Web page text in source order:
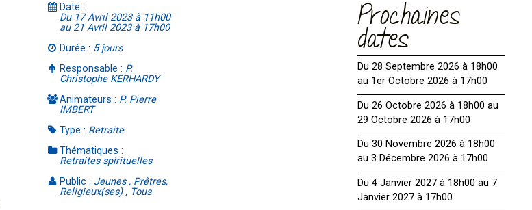
Date :
Du 17 Avril 2023 à 11h00
au 21 Avril 2023 à 17h00
Durée : 5 jours
Responsable : P.
Christophe KERHARDY
Animateurs : P. Pierre
IMBERT
Type : Retraite
Thématiques :
Retraites spirituelles
Public : Jeunes , Prêtres,
Religieux(ses) , Tous
Prochaines
dates
Du 28 Septembre 2026 à 18h00
au 1er Octobre 2026 à 17h00
Du 26 Octobre 2026 à 18h00 au
29 Octobre 2026 à 17h00
Du 30 Novembre 2026 à 18h00
au 3 Décembre 2026 à 17h00
Du 4 Janvier 2027 à 18h00 au 7
Janvier 2027 à 17h00